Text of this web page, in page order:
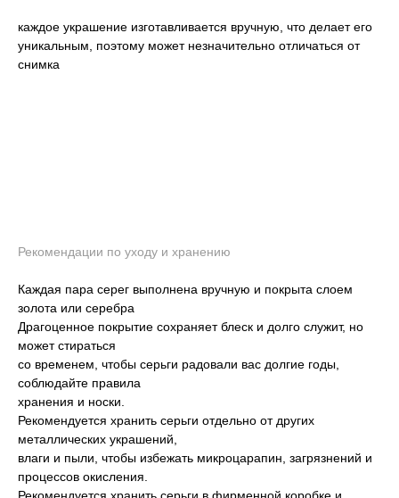
каждое украшение изготавливается вручную, что делает его
уникальным, поэтому может незначительно отличаться от
снимка
Рекомендации по уходу и хранению
Каждая пара серег выполнена вручную и покрыта слоем
золота или серебра
Драгоценное покрытие сохраняет блеск и долго служит, но
может стираться
со временем, чтобы серьги радовали вас долгие годы,
соблюдайте правила
хранения и носки.
Рекомендуется хранить серьги отдельно от других
металлических украшений,
влаги и пыли, чтобы избежать микроцарапин, загрязнений и
процессов окисления.